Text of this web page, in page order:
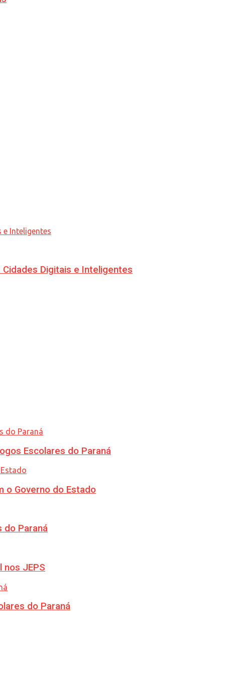
Digitais e Inteligentes
Escolares do Paraná
o Governo do Estado
do Paraná
JEPS
do Paraná